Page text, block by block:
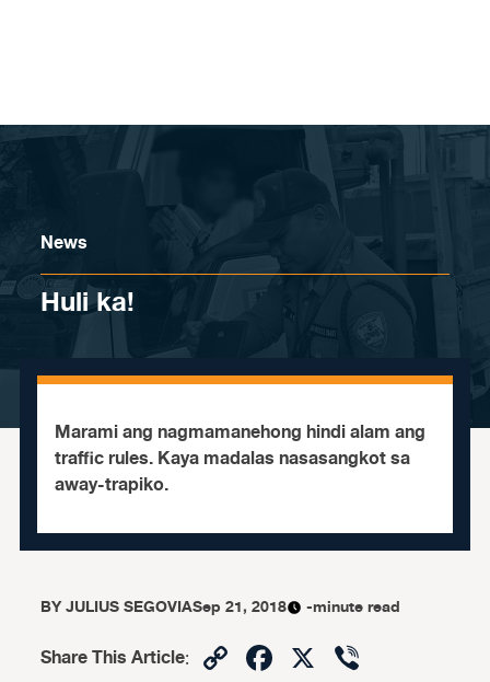
News
Huli ka!
Marami ang nagmamanehong hindi alam ang
traffic rules. Kaya madalas nasasangkot sa
away-trapiko.
BYJULIUS SEGOVIASep 21, 2018 -minute read
Share This Article: CopyFacebook
X